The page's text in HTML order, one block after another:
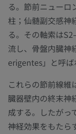
る。節前ニューロ
柱；仙髄副交感神
る。その軸索は
流し、骨盤内臓神
erigentes」と呼ば
これらの節前線維
臓器壁内の終末神
成する。したがっ
神経効果をもたら